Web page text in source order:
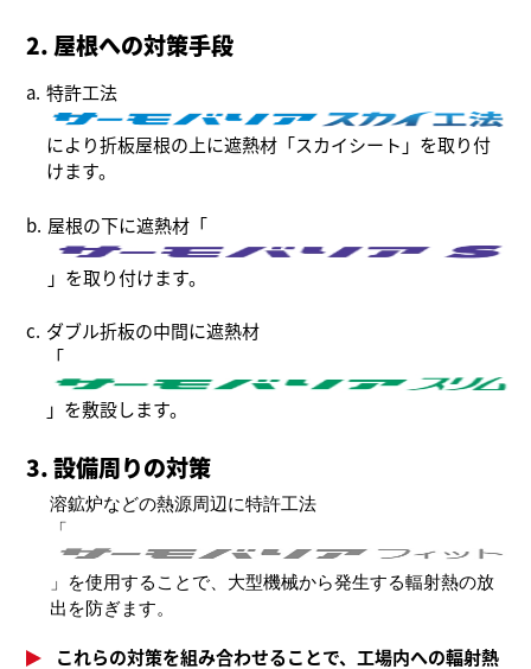
2. 屋根への対策手段
a. 特許工法
により折板屋根の上に遮熱材「スカイシート」を取り付
けます。
b. 屋根の下に遮熱材「
」を取り付けます。
c. ダブル折板の中間に遮熱材
「
」を敷設します。
3. 設備周りの対策
溶鉱炉などの熱源周辺に特許工法
「
」を使用することで、大型機械から発生する輻射熱の放
出を防ぎます。
これらの対策を組み合わせることで、工場内への輻射熱